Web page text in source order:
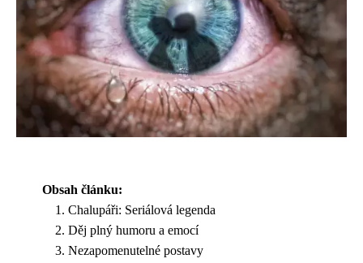
Obsah článku:
Chalupáři: Seriálová legenda
Děj plný humoru a emocí
Nezapomenutelné postavy